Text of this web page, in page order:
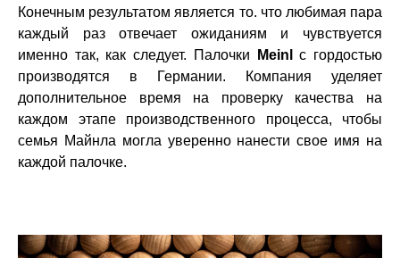
Конечным результатом является то. что любимая пара
каждый раз отвечает ожиданиям и чувствуется
именно так, как следует. Палочки
Meinl
с гордостью
производятся в Германии. Компания уделяет
дополнительное время на проверку качества на
каждом этапе производственного процесса, чтобы
семья Майнла могла уверенно нанести свое имя на
каждой палочке.